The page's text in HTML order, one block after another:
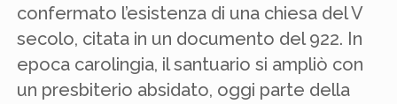
confermato l’esistenza di una chiesa del V
secolo, citata in un documento del 922. In
epoca carolingia, il santuario si ampliò con
un presbiterio absidato, oggi parte della